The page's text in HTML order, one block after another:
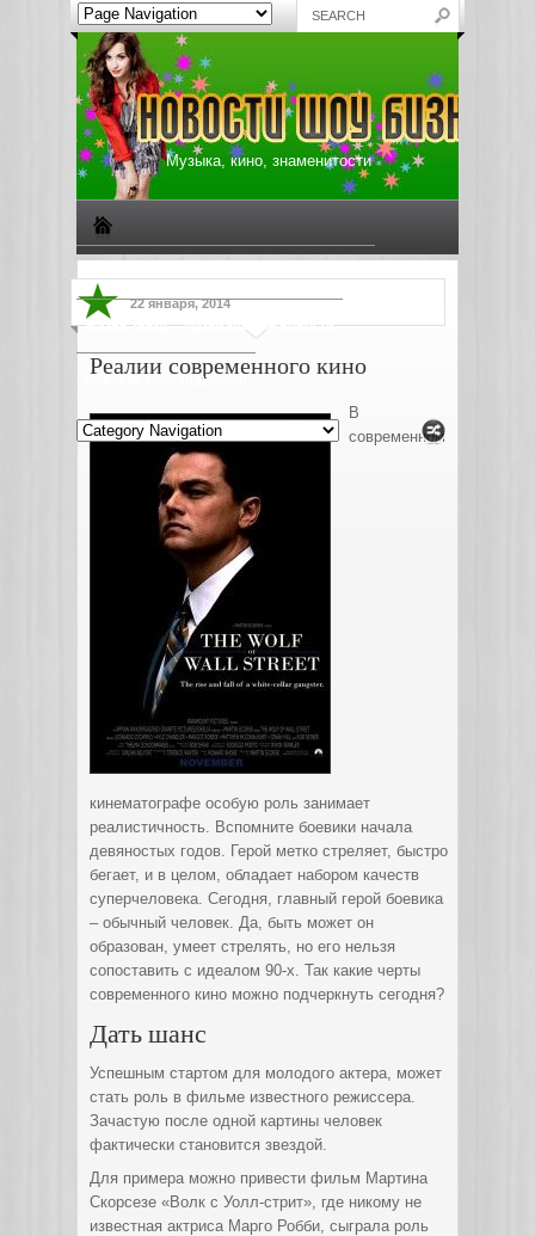
Музыка, кино, знаменитости
Жизнь звезд Музыкальные новости
Новости киноиндустрии
22 января, 2014
Реалии современного кино
В
современном
кинематографе особую роль занимает
реалистичность. Вспомните боевики начала
девяностых годов. Герой метко стреляет, быстро
бегает, и в целом, обладает набором качеств
суперчеловека. Сегодня, главный герой боевика
– обычный человек. Да, быть может он
образован, умеет стрелять, но его нельзя
сопоставить с идеалом 90-х. Так какие черты
современного кино можно подчеркнуть сегодня?
Дать шанс
Успешным стартом для молодого актера, может
стать роль в фильме известного режиссера.
Зачастую после одной картины человек
фактически становится звездой.
Для примера можно привести фильм Мартина
Скорсезе «Волк с Уолл-стрит», где никому не
известная актриса Марго Робби, сыграла роль